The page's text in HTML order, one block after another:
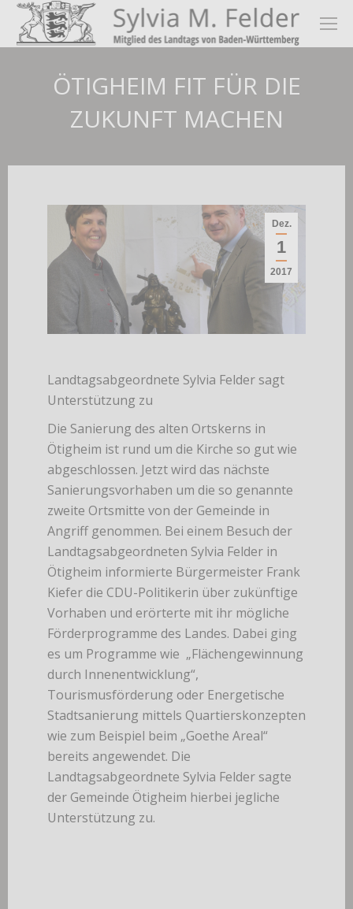
ÖTIGHEIM FIT FÜR DIE
ZUKUNFT MACHEN
Dez.
1
2017
Landtagsabgeordnete Sylvia Felder sagt
Unterstützung zu
Die Sanierung des alten Ortskerns in
Ötigheim ist rund um die Kirche so gut wie
abgeschlossen. Jetzt wird das nächste
Sanierungsvorhaben um die so genannte
zweite Ortsmitte von der Gemeinde in
Angriff genommen. Bei einem Besuch der
Landtagsabgeordneten Sylvia Felder in
Ötigheim informierte Bürgermeister Frank
Kiefer die CDU-Politikerin über zukünftige
Vorhaben und erörterte mit ihr mögliche
Förderprogramme des Landes. Dabei ging
es um Programme wie „Flächengewinnung
durch Innenentwicklung“,
Tourismusförderung oder Energetische
Stadtsanierung mittels Quartierskonzepten
wie zum Beispiel beim „Goethe Areal“
bereits angewendet. Die
Landtagsabgeordnete Sylvia Felder sagte
der Gemeinde Ötigheim hierbei jegliche
Unterstützung zu.